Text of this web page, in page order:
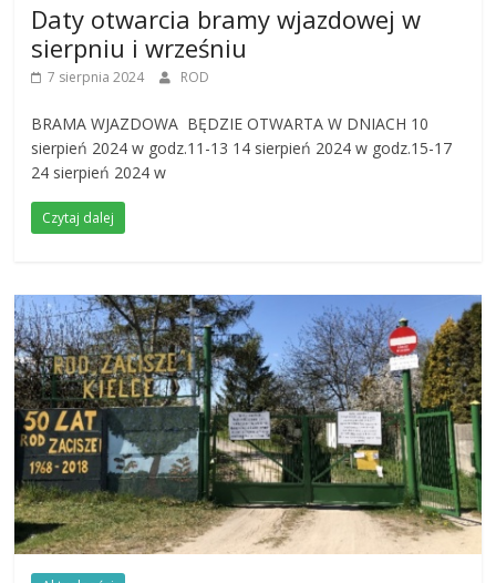
Daty otwarcia bramy wjazdowej w
sierpniu i wrześniu
7 sierpnia 2024 ROD
BRAMA WJAZDOWA BĘDZIE OTWARTA W DNIACH 10
sierpień 2024 w godz.11-13 14 sierpień 2024 w godz.15-17
24 sierpień 2024 w
Czytaj dalej